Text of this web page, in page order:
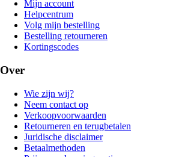
Mijn account
Helpcentrum
Volg mijn bestelling
Bestelling retourneren
Kortingscodes
Over
Wie zijn wij?
Neem contact op
Verkoopvoorwaarden
Retourneren en terugbetalen
Juridische disclaimer
Betaalmethoden